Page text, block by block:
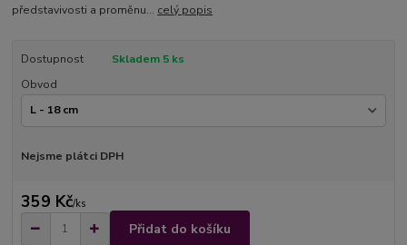
představivosti a proměnu... celý popis
Dostupnost
Skladem 5 ks
Obvod
Nejsme plátci DPH
359 Kč/ks
Přidat do košíku